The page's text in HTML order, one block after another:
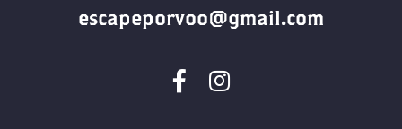
escapeporvoo@gmail.com